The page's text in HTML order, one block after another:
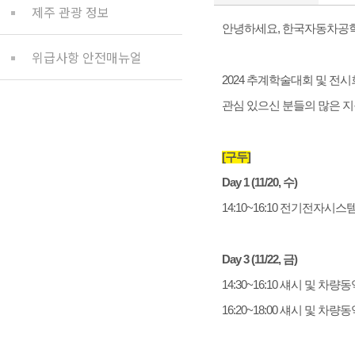
제주 관광 정보
위급사항 안전매뉴얼
안녕하세요, 한국자동차공
2024 추계학술대회 및 전
관심 있으신 분들의 많은
[구두]
Day 1 (11/20, 수)
14:10~16:10 전기전자시스
Day 3 (11/22, 금)
14:30~16:10 섀시 및 차량동
16:20~18:00 섀시 및 차량동